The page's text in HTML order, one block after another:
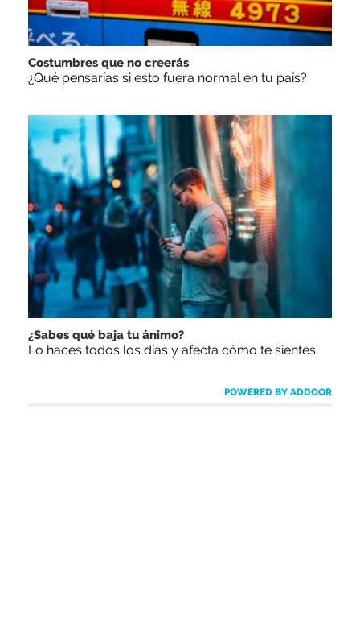
Costumbres que no creerás
¿Qué pensarías si esto fuera normal en tu país?
¿Sabes qué baja tu ánimo?
Lo haces todos los días y afecta cómo te sientes
POWERED BY ADDOOR